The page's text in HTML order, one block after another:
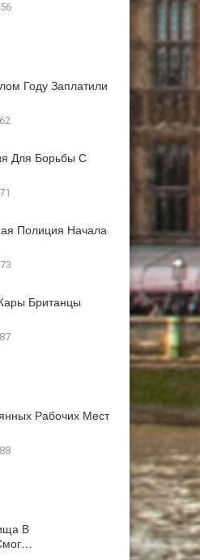
Году Заплатили
Для Борьбы С
Полиция Начала
Британцы
Рабочих Мест
В